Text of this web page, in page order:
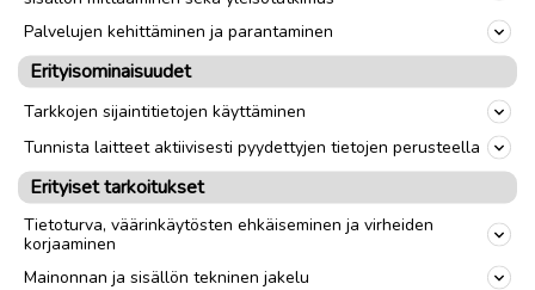
Ilmoittaja:💙
Katso ilmoittajan kaikki ilmoitukset(3)
OTA YHTEYTTÄ ILMOITTAJAAN
Palvelujen kehittäminen ja parantaminen
Erityisominaisuudet
Tarkkojen sijaintitietojen käyttäminen
Tunnista laitteet aktiivisesti pyydettyjen tietojen perusteella
Erityiset tarkoitukset
Tietoturva, väärinkäytösten ehkäiseminen ja virheiden
korjaaminen
Mainonnan ja sisällön tekninen jakelu